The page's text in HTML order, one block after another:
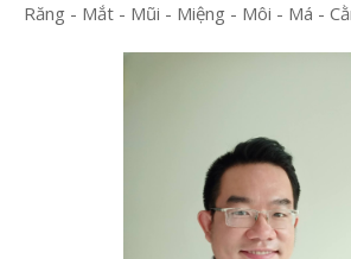
Răng - Mắt - Mũi - Miệng - Môi - Má -